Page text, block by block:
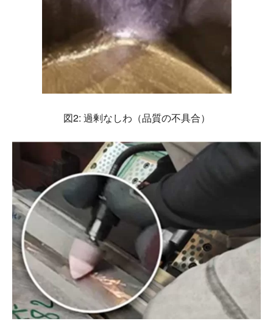
図2: 過剰なしわ（品質の不具合）